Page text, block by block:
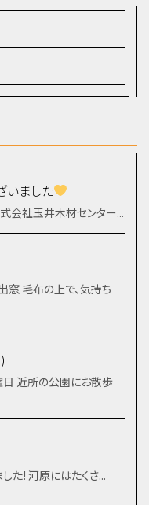
いました
会社玉井木材センター...
窓 毛布の上で、気持ち
近所の公園にお散歩
た! 河原にはたくさ...